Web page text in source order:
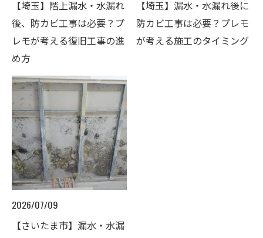
【埼玉】階上漏水・水漏れ
後、防カビ工事は必要？プ
レモが考える復旧工事の進
め方
【埼玉】漏水・水漏れ後に
防カビ工事は必要？プレモ
が考える施工のタイミング
2026/07/09
【さいたま市】漏水・水漏